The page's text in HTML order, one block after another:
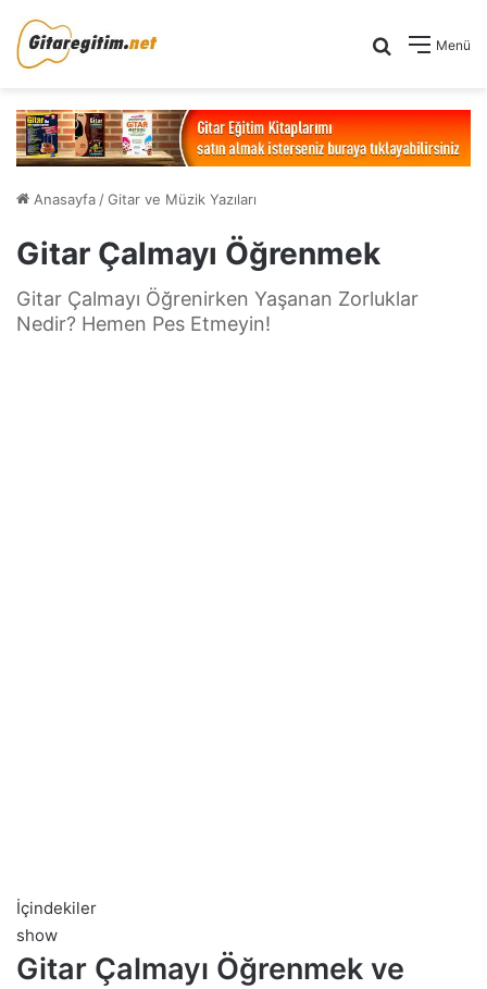
Menü
Arama yap
Anasayfa /Gitar ve Müzik Yazıları
Gitar Çalmayı Öğrenmek
Gitar Çalmayı Öğrenirken Yaşanan Zorluklar
Nedir? Hemen Pes Etmeyin!
İçindekiler
show
Gitar Çalmayı Öğrenmek ve